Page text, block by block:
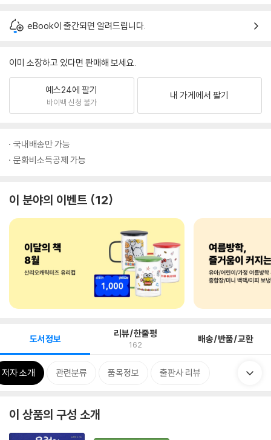
eBook이 출간되면 알려드립니다.
이미 소장하고 있다면 판매해 보세요.
예스24에 팔기
바이백 신청 불가
내 가게에서 팔기
국내배송만 가능
문화비소득공제 가능
이 분야의 이벤트 12
도서정보 리뷰/한줄평
162 배송/반품/교환
저자 소개 관련분류 품목정보 출판사 리뷰
이 상품의 구성 소개